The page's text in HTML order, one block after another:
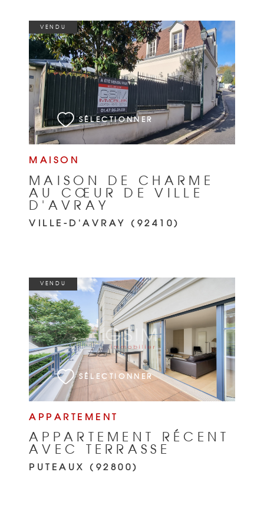
MAISON
MAISON DE CHARME
AU CŒUR DE VILLE
D'AVRAY
VILLE-D'AVRAY (92410)
VENDU
SÉLECTIONNER
VOIR LE BIEN
APPARTEMENT
APPARTEMENT RÉCENT
AVEC TERRASSE
PUTEAUX (92800)
VENDU
SÉLECTIONNER
VOIR LE BIEN